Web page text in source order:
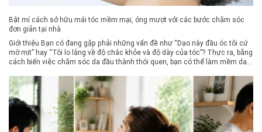
Bật mí cách sở hữu mái tóc mềm mại, óng mượt với các bước chăm sóc
đơn giản tại nhà
Giới thiệu Bạn có đang gặp phải những vấn đề như “Dạo này đầu óc tôi cứ
mờ mịt” hay “Tôi lo lắng về độ chắc khỏe và độ dày của tóc”? Thực ra, bằng
cách biến việc chăm sóc da đầu thành thói quen, bạn có thể làm mềm da